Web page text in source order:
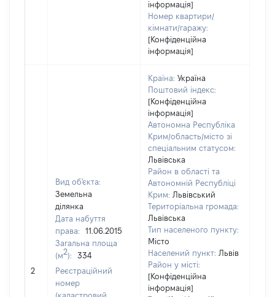
інформація]
Номер квартири/
кімнати/гаражу:
[Конфіденційна
інформація]
2
Вид об'єкта:
Земельна
ділянка
Дата набуття
права:
11.06.2015
Загальна площа
(м2):
334
Реєстраційний
номер
(кадастровий
Країна: Україна
Поштовий індекс:
[Конфіденційна
інформація]
Автономна Республіка
Крим/область/місто зі
спеціальним статусом:
Львівська
Район в області та
Автономній Республіці
Крим: Львівський
Територіальна громада:
Львівська
Тип населеного пункту:
Місто
Населений пункт: Львів
Район у місті:
[Конфіденційна
інформація]